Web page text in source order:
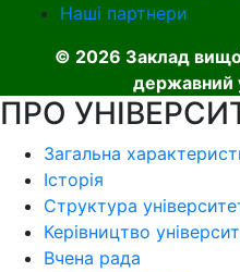
Наші партнери
© 2026 Заклад
державний
ПРО
Загальна
Історія
Структура
Керівництво
Вчена рада